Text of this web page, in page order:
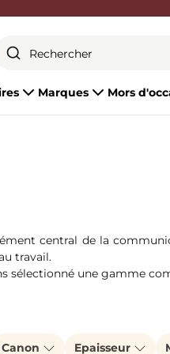
Marques Mors
central de la
travail.
sélectionné une gamme
spécifique (Cyprium,
Canon Epaisseur